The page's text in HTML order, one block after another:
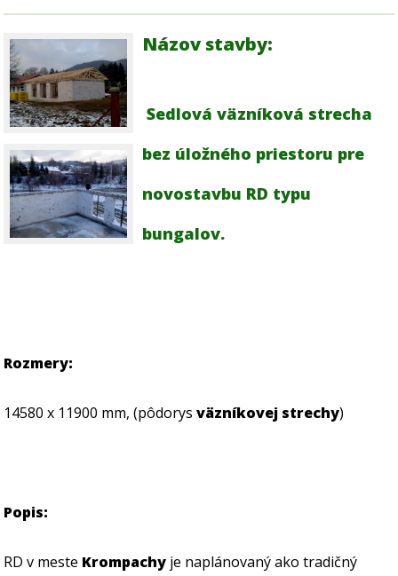
Názov stavby:
Sedlová väzníková strecha
bez úložného priestoru pre
novostavbu RD typu
bungalov.
Rozmery:
14580 x 11900 mm, (pôdorysväzníkovej strechy)
Popis:
RD v meste Krompachy je naplánovaný ako tradičný